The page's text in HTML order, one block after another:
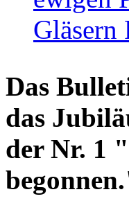
Gläsern
Das
das
der Nr. 1